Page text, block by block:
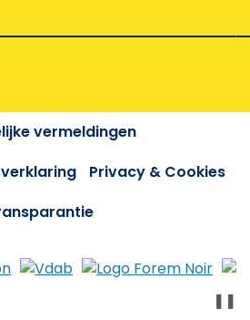
vermeldingen
Privacy & Cookies
❚❚